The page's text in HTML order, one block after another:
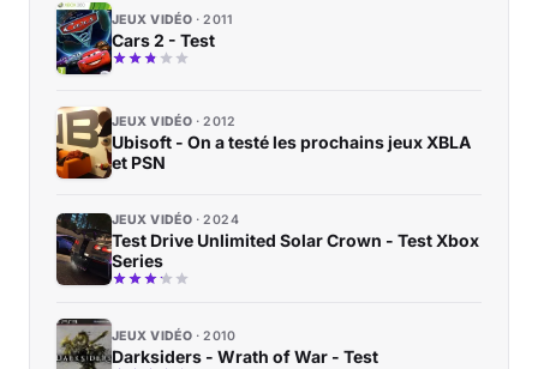
JEUX VIDÉO 2011
Cars 2 - Test
JEUX VIDÉO 2012
Ubisoft - On a testé les prochains jeux XBLA
et PSN
JEUX VIDÉO 2024
Test Drive Unlimited Solar Crown - Test Xbox
Series
JEUX VIDÉO 2010
Darksiders - Wrath of War - Test